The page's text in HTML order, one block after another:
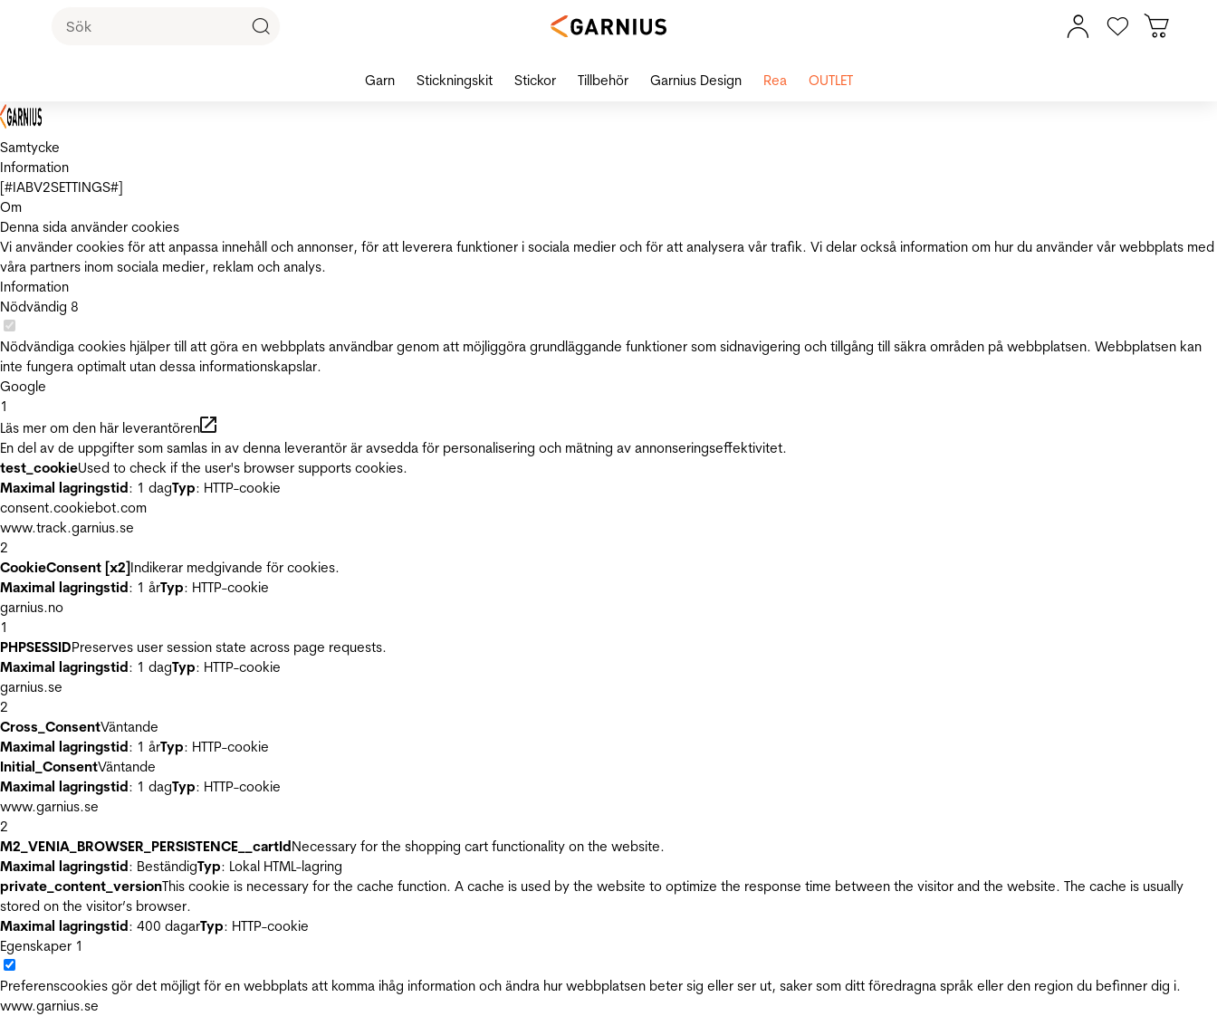
Samtycke
Information
[#IABV2SETTINGS#]
Om
Denna sida använder cookies
Vi använder cookies för att anpassa innehåll och annonser, för att leverera funktioner i sociala medier och för att analysera vår trafik. Vi delar också information om hur du använder vår webbplats med
våra partners inom sociala medier, reklam och analys.
Information
Nödvändig 8
Nödvändiga cookies hjälper till att göra en webbplats användbar genom att möjliggöra grundläggande funktioner som sidnavigering och tillgång till säkra områden på webbplatsen. Webbplatsen kan
inte fungera optimalt utan dessa informationskapslar.
Google
1
Läs mer om den här leverantören
En del av de uppgifter som samlas in av denna leverantör är avsedda för personalisering och mätning av annonseringseffektivitet.
test_cookieUsed to check if the user's browser supports cookies.
Maximal lagringstid: 1 dagTyp: HTTP-cookie
consent.cookiebot.com
www.track.garnius.se
2
CookieConsent [x2]Indikerar medgivande för cookies.
Maximal lagringstid: 1 årTyp: HTTP-cookie
garnius.no
1
PHPSESSIDPreserves user session state across page requests.
Maximal lagringstid: 1 dagTyp: HTTP-cookie
garnius.se
2
Cross_ConsentVäntande
Maximal lagringstid: 1 årTyp: HTTP-cookie
Initial_ConsentVäntande
Maximal lagringstid: 1 dagTyp: HTTP-cookie
www.garnius.se
2
M2_VENIA_BROWSER_PERSISTENCE__cartIdNecessary for the shopping cart functionality on the website.
Maximal lagringstid: BeständigTyp: Lokal HTML-lagring
private_content_versionThis cookie is necessary for the cache function. A cache is used by the website to optimize the response time between the visitor and the website. The cache is usually
stored on the visitor’s browser.
Maximal lagringstid: 400 dagarTyp: HTTP-cookie
Egenskaper 1
Preferenscookies gör det möjligt för en webbplats att komma ihåg information och ändra hur webbplatsen beter sig eller ser ut, saker som ditt föredragna språk eller den region du befinner dig i.
www.garnius.se
Garn Stickningskit Stickor Tillbehör Garnius Design Rea OUTLET